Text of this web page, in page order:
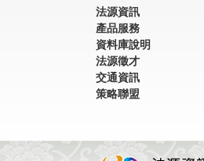
法源資訊
產品服務
資料庫說明
法源徵才
交通資訊
策略聯盟